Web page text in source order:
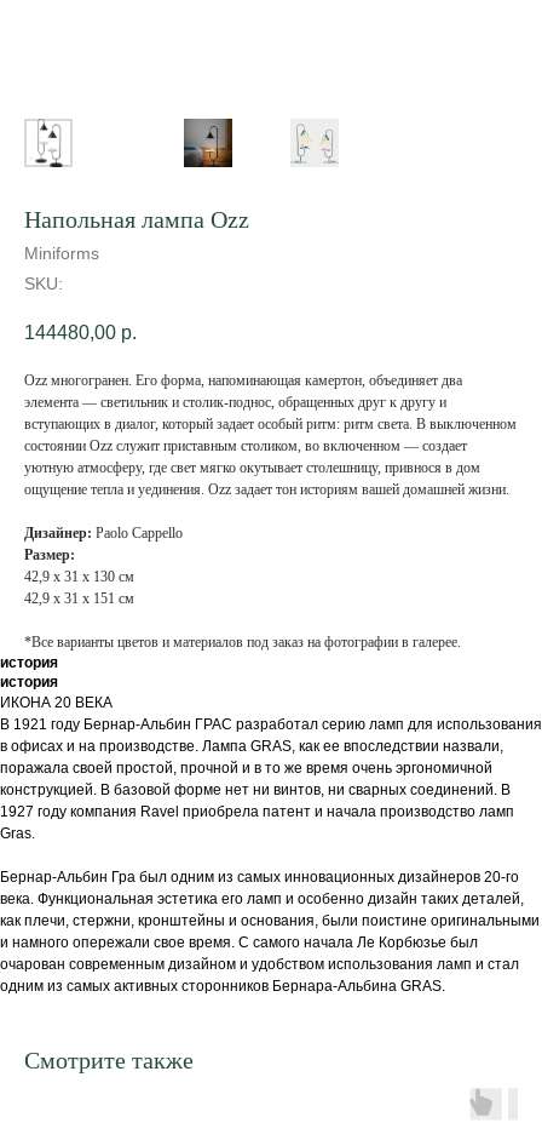
Напольная лампа Ozz
Miniforms
SKU:
144480,00 р.
Ozz многогранен. Его форма, напоминающая камертон, объединяет два
элемента — светильник и столик-поднос, обращенных друг к другу и
вступающих в диалог, который задает особый ритм: ритм света. В выключенном
состоянии Ozz служит приставным столиком, во включенном — создает
уютную атмосферу, где свет мягко окутывает столешницу, привнося в дом
ощущение тепла и уединения. Ozz задает тон историям вашей домашней жизни.
Дизайнер: Paolo Cappello
Размер:
42,9 x 31 x 130 см
42,9 x 31 x 151 см
*Все варианты цветов и материалов под заказ на фотографии в галерее.
история
история
ИКОНА 20 ВЕКА
В 1921 году Бернар-Альбин ГРАС разработал серию ламп для использования
в офисах и на производстве. Лампа GRAS, как ее впоследствии назвали,
поражала своей простой, прочной и в то же время очень эргономичной
конструкцией. В базовой форме нет ни винтов, ни сварных соединений. В
1927 году компания Ravel приобрела патент и начала производство ламп
Gras.
Бернар-Альбин Гра был одним из самых инновационных дизайнеров 20-го
века. Функциональная эстетика его ламп и особенно дизайн таких деталей,
как плечи, стержни, кронштейны и основания, были поистине оригинальными
и намного опережали свое время. С самого начала Ле Корбюзье был
очарован современным дизайном и удобством использования ламп и стал
одним из самых активных сторонников Бернара-Альбина GRAS.
Смотрите также